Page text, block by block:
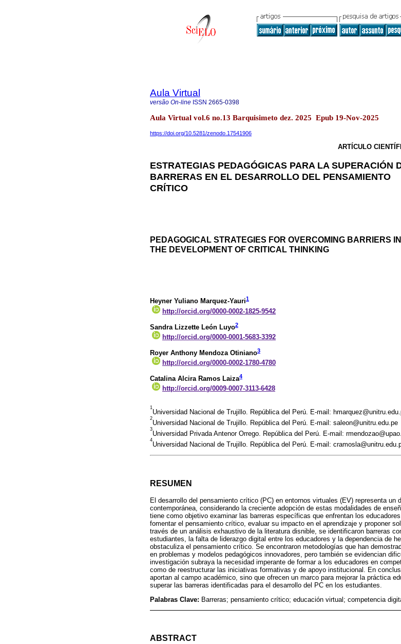
Aula Virtual
versão On-line ISSN 2665-0398
Aula Virtual vol.6 no.13 Barquisimeto dez. 2025 Epub 19-Nov-2025
https://doi.org/10.5281/zenodo.17541906
ARTÍCULO
ESTRATEGIAS PEDAGÓGICAS PARA LA SUPERACIÓN
BARRERAS EN EL DESARROLLO DEL PENSAMIENTO
CRÍTICO
PEDAGOGICAL STRATEGIES FOR OVERCOMING BARRIERS IN
THE DEVELOPMENT OF CRITICAL THINKING
Heyner Yuliano Marquez-Yauri1
http://orcid.org/0000-0002-1825-9542
Sandra Lizzette León Luyo2
http://orcid.org/0000-0001-5683-3392
Royer Anthony Mendoza Otiniano3
http://orcid.org/0000-0002-1780-4780
Catalina Alcira Ramos Laiza4
http://orcid.org/0009-0007-3113-6428
1
Universidad Nacional de Trujillo. República del Perú. E-mail:
2
Universidad Nacional de Trujillo. República del Perú. E-mail: saleon@unitru.edu.pe
3
Universidad Privada Antenor Orrego. República del Perú. E-mail:
4
Universidad Nacional de Trujillo. República del Perú. E-mail:
RESUMEN
El desarrollo del pensamiento crítico (PC) en entornos virtuales (EV) representa un
contemporánea, considerando la creciente adopción de estas modalidades de
tiene como objetivo examinar las barreras específicas que enfrentan los
fomentar el pensamiento crítico, evaluar su impacto en el aprendizaje y proponer
través de un análisis exhaustivo de la literatura disnible, se identificaron barreras
estudiantes, la falta de liderazgo digital entre los educadores y la dependencia de
obstaculiza el pensamiento crítico. Se encontraron metodologías que han
en problemas y modelos pedagógicos innovadores, pero también se evidencian
investigación subraya la necesidad imperante de formar a los educadores en
como de reestructurar las iniciativas formativas y de apoyo institucional. En
aportan al campo académico, sino que ofrecen un marco para mejorar la práctica
superar las barreras identificadas para el desarrollo del PC en los estudiantes.
Palabras Clave: Barreras; pensamiento crítico; educación virtual; competencia
ABSTRACT